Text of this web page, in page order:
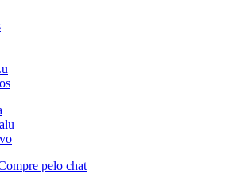
pelo chat